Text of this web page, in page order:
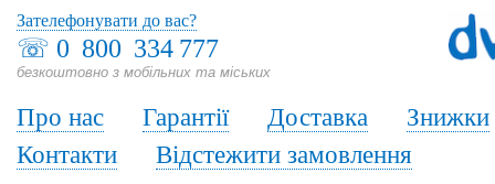
☏ 0 800 334 777
безкоштовно з мобільних та міських
Зателефонувати до вас?
Про нас Гарантії Доставка
Знижки
Контакти
Відстежити замовлення